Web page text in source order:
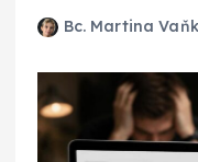
Bc. Martina